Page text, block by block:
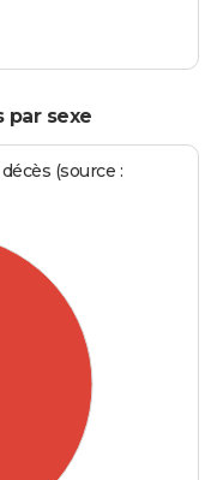
par sexe
(source :